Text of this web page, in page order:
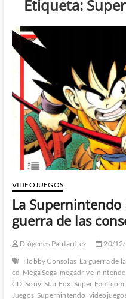
Etiqueta:
VIDEOJUEGOS
La Supernintendo
guerra de las
Diógenes Pantarújez 20/
Hobby Consolas La guerra de
cd Mega Sega megadrive nintendo
CD Sony Star Fox Super Famicom
Juegos Supernintendo